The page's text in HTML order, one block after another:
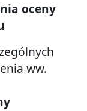
oceny
ww.